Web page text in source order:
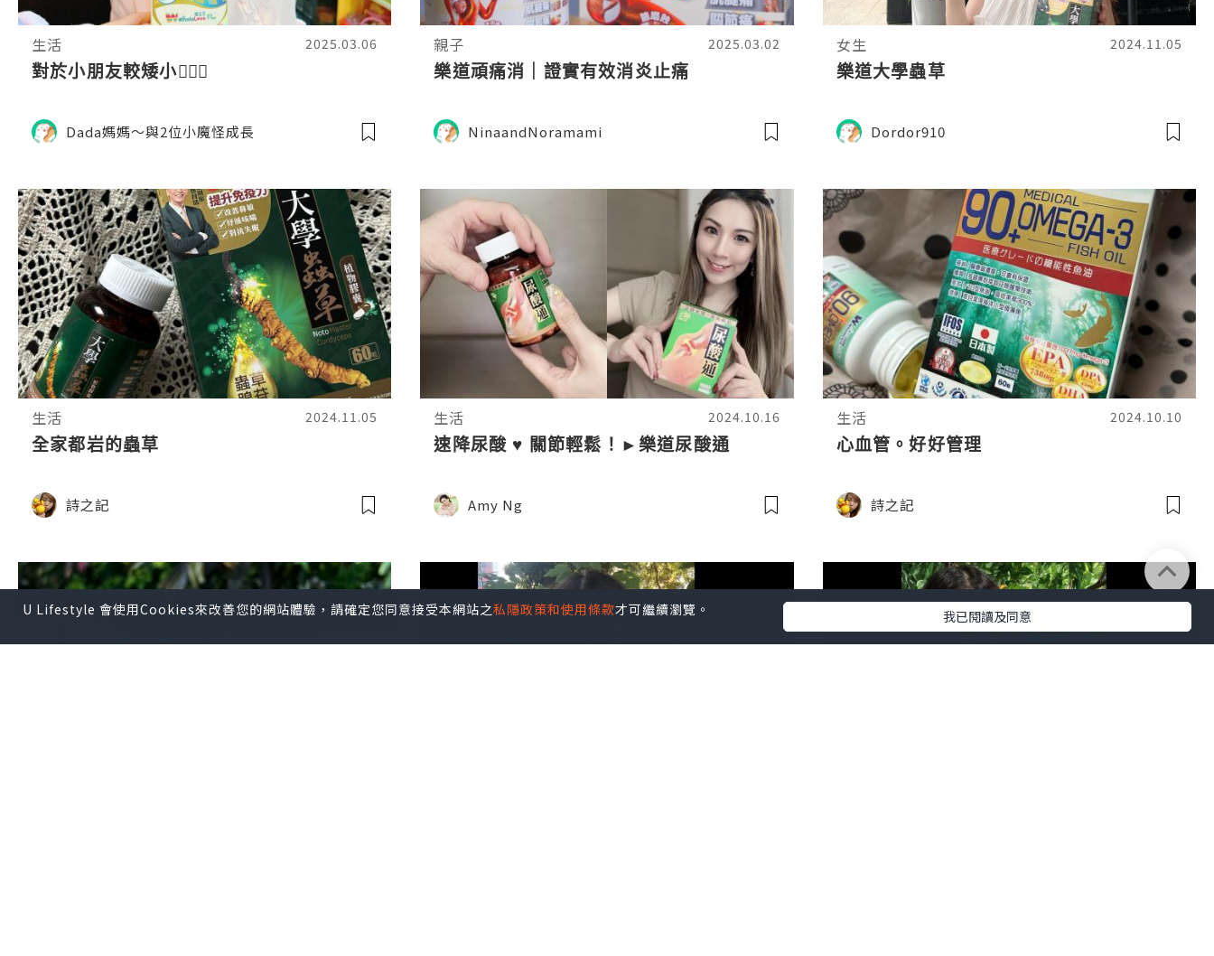
生活 2025.03.06
對於小朋友較矮小🤦🏻‍♀️
Dada媽媽～與2位小魔怪成長
親子 2025.03.02
樂道頑痛消｜證實有效消炎止痛
NinaandNoramami
女生 2024.11.05
樂道大學蟲草
Dordor910
生活 2024.11.05
全家都岩的蟲草
詩之記
生活 2024.10.16
速降尿酸 ♥ 關節輕鬆！►樂道尿酸通
Amy Ng
生活 2024.10.10
心血管。好好管理
詩之記
U Lifestyle 會使用Cookies來改善您的網站體驗，請確定您同意接受本網站之私隱政策和使用條款才可繼續瀏覽。 我已閱讀及同意